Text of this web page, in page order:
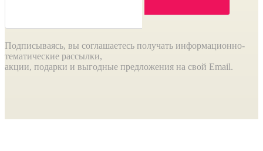
Подписываясь, вы соглашаетесь получать информационно-
тематические рассылки,
акции, подарки и выгодные предложения на свой Email.